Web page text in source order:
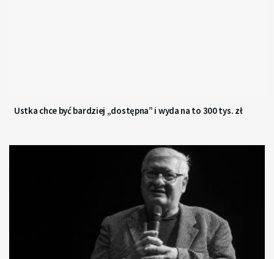
Ustka chce być bardziej „dostępna” i wyda na to 300 tys. zł